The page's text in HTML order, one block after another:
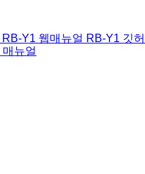
RB-Y1 웹매뉴얼 RB-Y1 깃허
매뉴얼